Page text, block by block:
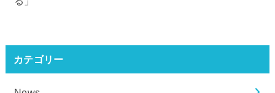
カテゴリー